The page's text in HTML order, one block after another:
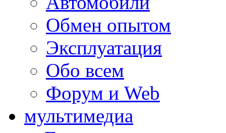
Обмен опытом
Эксплуатация
Обо всем
Форум и Web
мультимедиа